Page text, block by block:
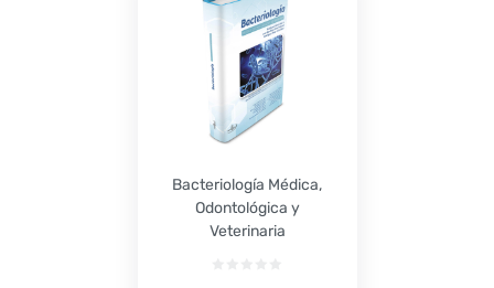
Bacteriología Médica,
Odontológica y
Veterinaria